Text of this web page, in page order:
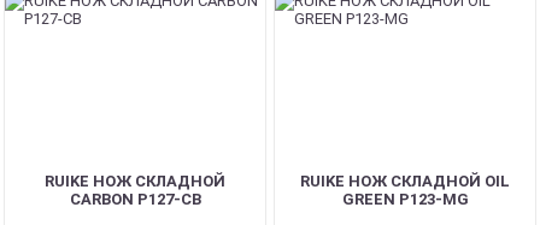
RUIKE НОЖ СКЛАДНОЙ
CARBON P127-CB
RUIKE НОЖ СКЛАДНОЙ OIL
GREEN P123-MG